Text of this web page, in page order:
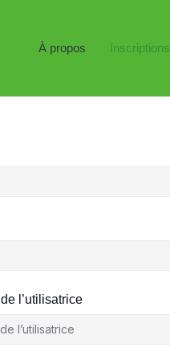
À propos Inscriptions
l’utilisatrice